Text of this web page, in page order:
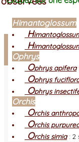
Facebook
Connexion adhérent
Himantoglossum
H
H
Ophrys
Ophrys apifera:
Ophrys
Ophrys
Orchis
Orchis
Orchis
Orchis simia: 2